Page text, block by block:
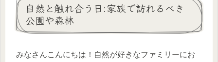
自然と触れ合う日:家族で訪れるべき
公園や森林
みなさんこんにちは！自然が好きなファミリーにお